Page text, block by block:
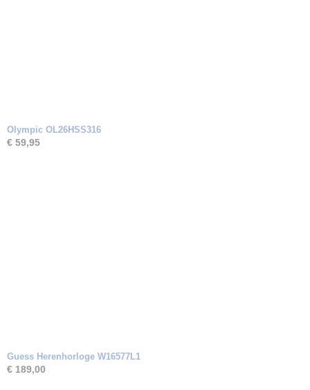
Olympic OL26HSS316
€ 59,95
Guess Herenhorloge W16577L1
€ 189,00